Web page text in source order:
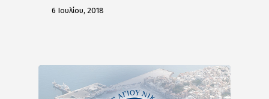
6 Ιουλίου, 2018